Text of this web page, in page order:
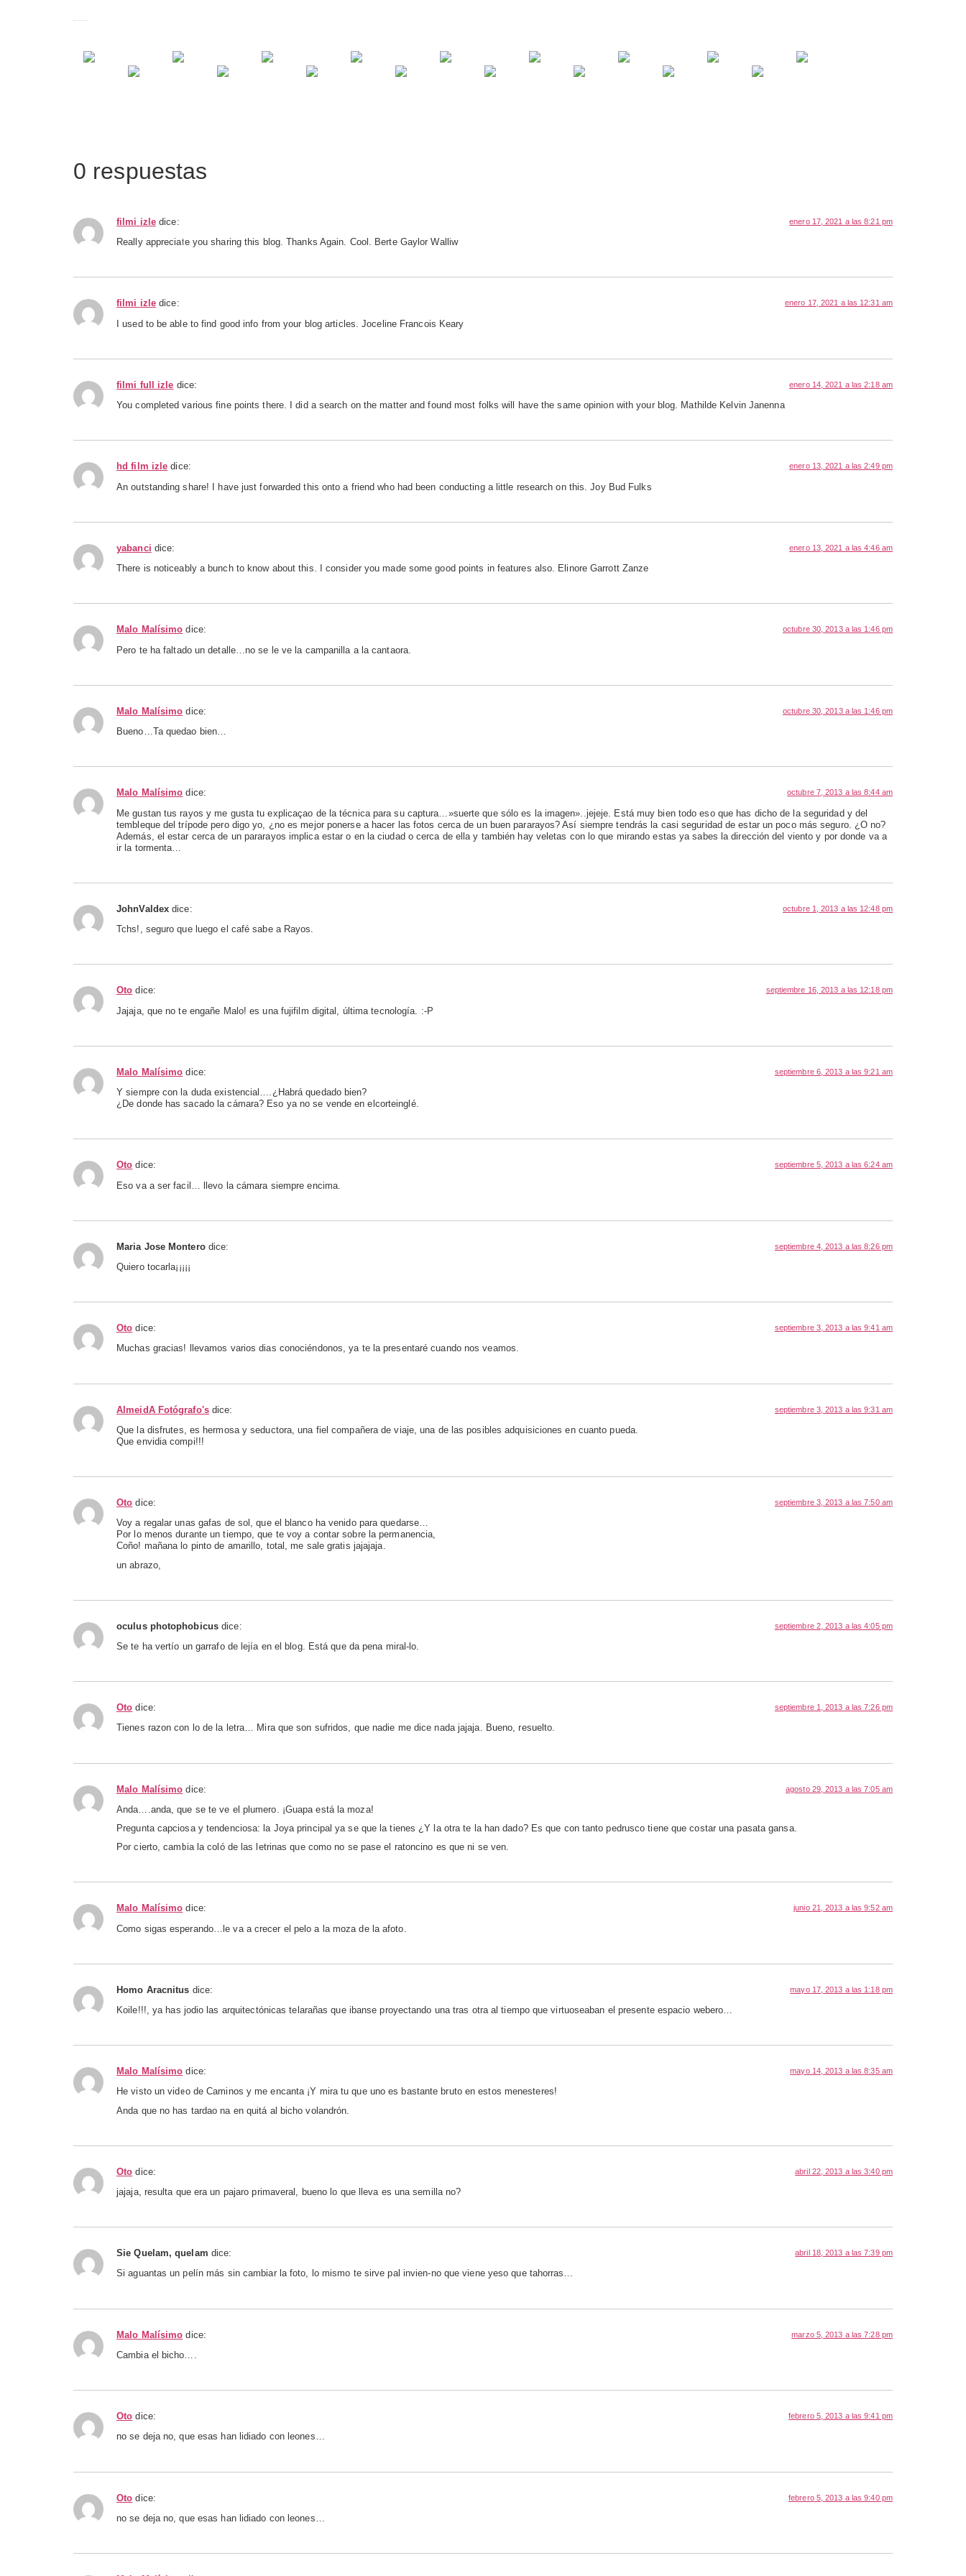
0 respuestas
filmi izle dice: enero 17, 2021 a las 8:21 pm
Really appreciate you sharing this blog. Thanks Again. Cool. Berte Gaylor Walliw
filmi izle dice: enero 17, 2021 a las 12:31 am
I used to be able to find good info from your blog articles. Joceline Francois Keary
filmi full izle dice: enero 14, 2021 a las 2:18 am
You completed various fine points there. I did a search on the matter and found most folks will have the same opinion with your blog. Mathilde Kelvin Janenna
hd film izle dice: enero 13, 2021 a las 2:49 pm
An outstanding share! I have just forwarded this onto a friend who had been conducting a little research on this. Joy Bud Fulks
yabanci dice: enero 13, 2021 a las 4:46 am
There is noticeably a bunch to know about this. I consider you made some good points in features also. Elinore Garrott Zanze
Malo Malísimo dice: octubre 30, 2013 a las 1:46 pm
Pero te ha faltado un detalle…no se le ve la campanilla a la cantaora.
Malo Malísimo dice: octubre 30, 2013 a las 1:46 pm
Bueno…Ta quedao bien…
Malo Malísimo dice: octubre 7, 2013 a las 8:44 am
Me gustan tus rayos y me gusta tu explicaçao de la técnica para su captura…»suerte que sólo es la imagen»..jejeje. Está muy bien todo eso que has dicho de la seguridad y del
tembleque del trípode pero digo yo, ¿no es mejor ponerse a hacer las fotos cerca de un buen pararayos? Así siempre tendrás la casi seguridad de estar un poco más seguro. ¿O no?
Además, el estar cerca de un pararayos implica estar o en la ciudad o cerca de ella y también hay veletas con lo que mirando estas ya sabes la dirección del viento y por donde va a
ir la tormenta…
JohnValdex dice: octubre 1, 2013 a las 12:48 pm
Tchs!, seguro que luego el café sabe a Rayos.
Oto dice: septiembre 16, 2013 a las 12:18 pm
Jajaja, que no te engañe Malo! es una fujifilm digital, última tecnología. :-P
Malo Malísimo dice: septiembre 6, 2013 a las 9:21 am
Y siempre con la duda existencial….¿Habrá quedado bien?
¿De donde has sacado la cámara? Eso ya no se vende en elcorteinglé.
Oto dice: septiembre 5, 2013 a las 6:24 am
Eso va a ser facil… llevo la cámara siempre encima.
Maria Jose Montero dice: septiembre 4, 2013 a las 8:26 pm
Quiero tocarla¡¡¡¡¡
Oto dice: septiembre 3, 2013 a las 9:41 am
Muchas gracias! llevamos varios dias conociéndonos, ya te la presentaré cuando nos veamos.
AlmeidA Fotógrafo's dice: septiembre 3, 2013 a las 9:31 am
Que la disfrutes, es hermosa y seductora, una fiel compañera de viaje, una de las posibles adquisiciones en cuanto pueda.
Que envidia compi!!!
Oto dice: septiembre 3, 2013 a las 7:50 am
Voy a regalar unas gafas de sol, que el blanco ha venido para quedarse…
Por lo menos durante un tiempo, que te voy a contar sobre la permanencia,
Coño! mañana lo pinto de amarillo, total, me sale gratis jajajaja.
un abrazo,
oculus photophobicus dice: septiembre 2, 2013 a las 4:05 pm
Se te ha vertío un garrafo de lejía en el blog. Está que da pena miral-lo.
Oto dice: septiembre 1, 2013 a las 7:26 pm
Tienes razon con lo de la letra… Mira que son sufridos, que nadie me dice nada jajaja. Bueno, resuelto.
Malo Malísimo dice: agosto 29, 2013 a las 7:05 am
Anda….anda, que se te ve el plumero. ¡Guapa está la moza!
Pregunta capciosa y tendenciosa: la Joya principal ya se que la tienes ¿Y la otra te la han dado? Es que con tanto pedrusco tiene que costar una pasata gansa.
Por cierto, cambia la coló de las letrinas que como no se pase el ratoncino es que ni se ven.
Malo Malísimo dice: junio 21, 2013 a las 9:52 am
Como sigas esperando…le va a crecer el pelo a la moza de la afoto.
Homo Aracnitus dice: mayo 17, 2013 a las 1:18 pm
Koile!!!, ya has jodio las arquitectónicas telarañas que ibanse proyectando una tras otra al tiempo que virtuoseaban el presente espacio webero…
Malo Malísimo dice: mayo 14, 2013 a las 8:35 am
He visto un video de Caminos y me encanta ¡Y mira tu que uno es bastante bruto en estos menesteres!
Anda que no has tardao na en quitá al bicho volandrón.
Oto dice: abril 22, 2013 a las 3:40 pm
jajaja, resulta que era un pajaro primaveral, bueno lo que lleva es una semilla no?
Sie Quelam, quelam dice: abril 18, 2013 a las 7:39 pm
Si aguantas un pelín más sin cambiar la foto, lo mismo te sirve pal invien-no que viene yeso que tahorras…
Malo Malísimo dice: marzo 5, 2013 a las 7:28 pm
Cambia el bicho….
Oto dice: febrero 5, 2013 a las 9:41 pm
no se deja no, que esas han lidiado con leones…
Oto dice: febrero 5, 2013 a las 9:40 pm
no se deja no, que esas han lidiado con leones…